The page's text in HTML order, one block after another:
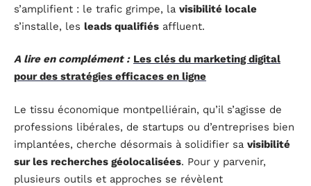
s’amplifient : le trafic grimpe, la visibilité locale
s’installe, les leads qualifiés affluent.
A lire en complément : Les clés du marketing digital
pour des stratégies efficaces en ligne
Le tissu économique montpelliérain, qu’il s’agisse de
professions libérales, de startups ou d’entreprises bien
implantées, cherche désormais à solidifier sa visibilité
sur les recherches géolocalisées. Pour y parvenir,
plusieurs outils et approches se révèlent